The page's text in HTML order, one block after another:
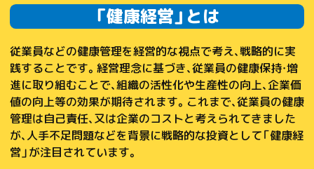
「健康経営」とは
従業員などの健康管理を経営的な視点で考え、戦略的に実
践することです。経営理念に基づき、従業員の健康保持・増
進に取り組むことで、組織の活性化や生産性の向上、企業価
値の向上等の効果が期待されます。これまで、従業員の健康
管理は自己責任、又は企業のコストと考えられてきました
が、人手不足問題などを背景に戦略的な投資として「健康経
営」が注目されています。